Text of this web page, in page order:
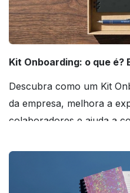
Kit Onboarding: o que é?
Descubra como um Kit
da empresa, melhora a
colaboradores e ajuda a